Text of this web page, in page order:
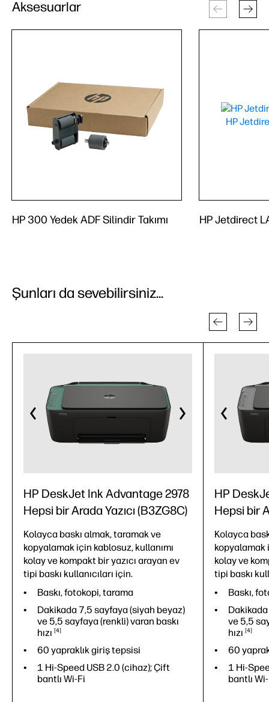
Aksesuarlar
HP 300 Yedek ADF Silindir Takımı HP Jetdirect
Şunları da sevebilirsiniz...
HP DeskJet Ink Advantage 2978
Hepsi bir Arada Yazıcı (B3ZG8C)
Kolayca baskı almak, taramak ve
kopyalamak için kablosuz, kullanımı
kolay ve kompakt bir yazıcı arayan ev
tipi baskı kullanıcıları için.
Baskı, fotokopi, tarama
Dakikada 7,5 sayfaya (siyah beyaz)
ve 5,5 sayfaya (renkli) varan baskı
hızı
4
60 yapraklık giriş tepsisi
1 Hi-Speed USB 2.0 (cihaz); Çift
bantlı Wi-Fi
HP
Hepsi bir
Kolayca
kopyalamak
kolay ve
tipi baskı
Baskı,
ve 5,5
hızı
4
60
1 Hi-
bantlı